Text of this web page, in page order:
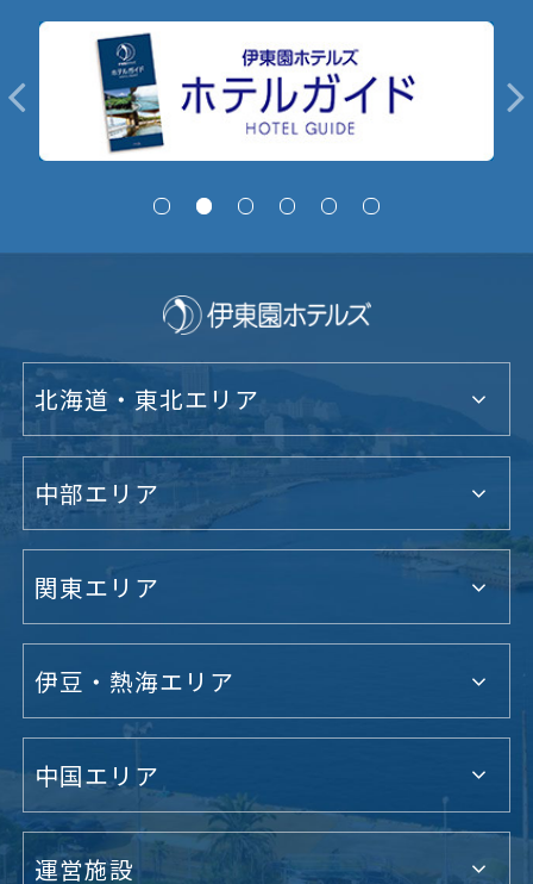
北海道・東北エリア
中部エリア
関東エリア
伊豆・熱海エリア
中国エリア
運営施設